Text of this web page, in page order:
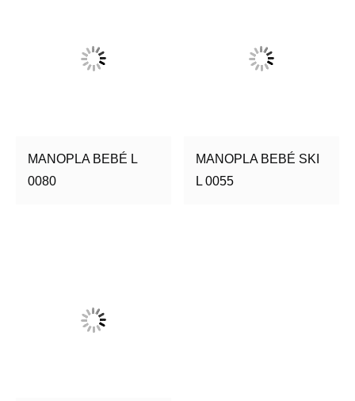
MANOPLA BEBÉ L
0080
MANOPLA BEBÉ SKI
L 0055